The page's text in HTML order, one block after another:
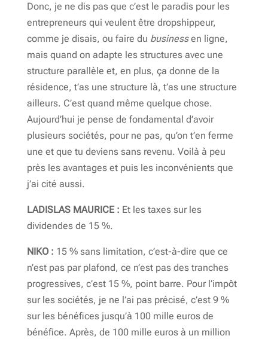
Donc, je ne dis pas que c’est le paradis pour les
entrepreneurs qui veulent être dropshippeur,
comme je disais, ou faire du businessen ligne,
mais quand on adapte les structures avec une
structure parallèle et, en plus, ça donne de la
résidence, t’as une structure là, t’as une structure
ailleurs. C’est quand même quelque chose.
Aujourd’hui je pense de fondamental d’avoir
plusieurs sociétés, pour ne pas, qu’on t’en ferme
une et que tu deviens sans revenu. Voilà à peu
près les avantages et puis les inconvénients que
j’ai cité aussi.
LADISLAS MAURICE : Et les taxes sur les
dividendes de 15 %.
NIKO : 15 % sans limitation, c’est-à-dire que ce
n’est pas par plafond, ce n’est pas des tranches
progressives, c’est 15 %, point barre. Pour l’impôt
sur les sociétés, je ne l’ai pas précisé, c’est 9 %
sur les bénéfices jusqu’à 100 mille euros de
bénéfice. Après, de 100 mille euros à un million